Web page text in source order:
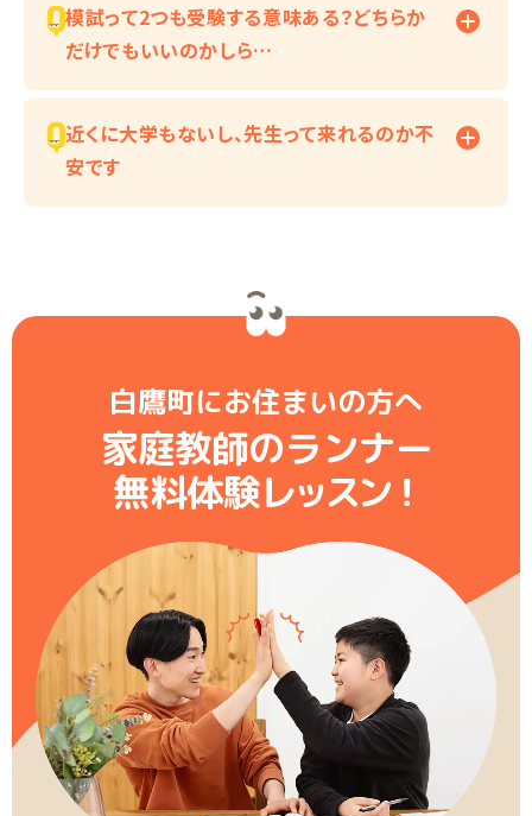
模試って2つも受験する意味ある？どちらか
だけでもいいのかしら…
近くに大学もないし、先生って来れるのか不
安です
白鷹町にお住まいの方へ
家庭教師のランナー
無料体験レッスン！